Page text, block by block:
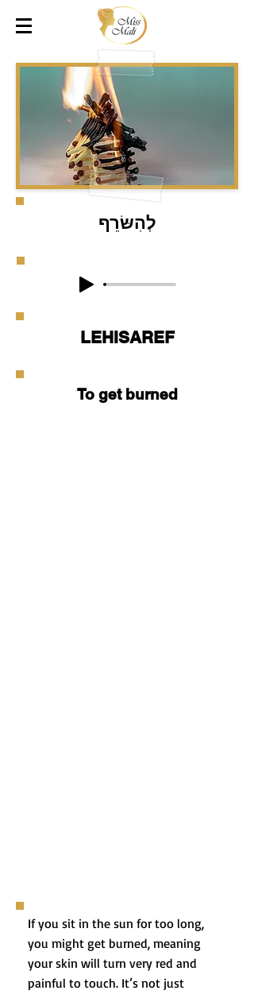
לְהִשּׂרֵף
LEHISAREF
To get burned
If you sit in the sun for too long,
you might get burned, meaning
your skin will turn very red and
painful to touch. It’s not just